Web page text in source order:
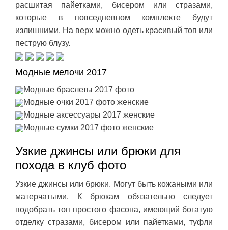
расшитая пайетками, бисером или стразами,
которые в повседневном комплекте будут
излишними. На верх можно одеть красивый топ или
пеструю блузу.
Модные мелочи 2017
Модные браслеты 2017 фото
Модные очки 2017 фото женские
Модные аксессуары 2017 женские
Модные сумки 2017 фото женские
Узкие джинсы или брюки для
похода в клуб фото
Узкие джинсы или брюки. Могут быть кожаными или
матерчатыми. К брюкам обязательно следует
подобрать топ простого фасона, имеющий богатую
отделку стразами, бисером или пайетками, туфли